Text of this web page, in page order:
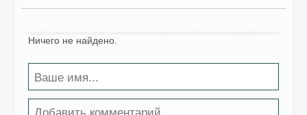
Ничего не найдено.